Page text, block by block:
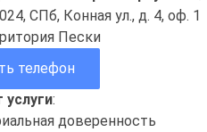
СПб, Конная ул., д. 4, оф. 1
Пески
телефон
:
доверенность